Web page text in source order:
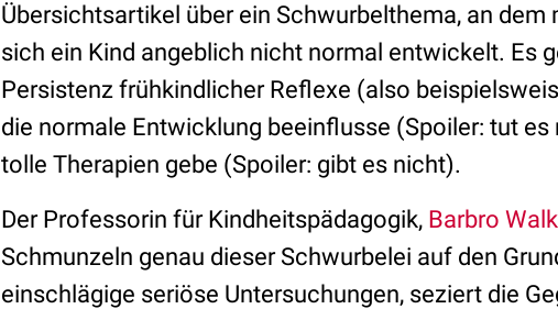
Übersichtsartikel über ein Schwurbelthema, an
sich ein Kind angeblich nicht normal entwickelt. Es
Persistenz frühkindlicher Reflexe (also
die normale Entwicklung beeinflusse (Spoiler: tut
tolle Therapien gebe (Spoiler: gibt es nicht).
Der Professorin für Kindheitspädagogik, Barbro
Schmunzeln genau dieser Schwurbelei auf den
einschlägige seriöse Untersuchungen, seziert die